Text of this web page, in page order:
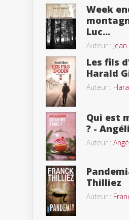
Week
Luc...
Auteur :
Les fils
Harald
Auteur :
Qui est
? -
Auteur :
Thilliez
Auteur :